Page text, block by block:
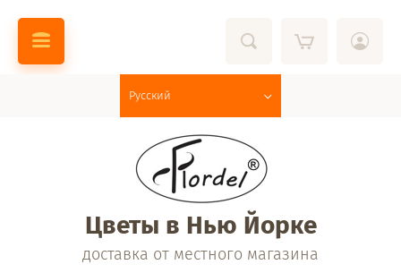
Русский
Цветы в Нью Йорке
доставка от местного магазина